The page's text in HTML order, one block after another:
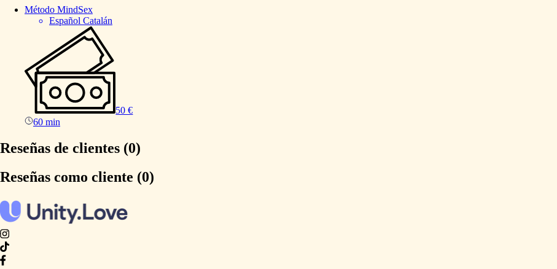
Método MindSex
Español Catalán
50 €
60 min
Reseñas de clientes (0)
Reseñas como cliente (0)